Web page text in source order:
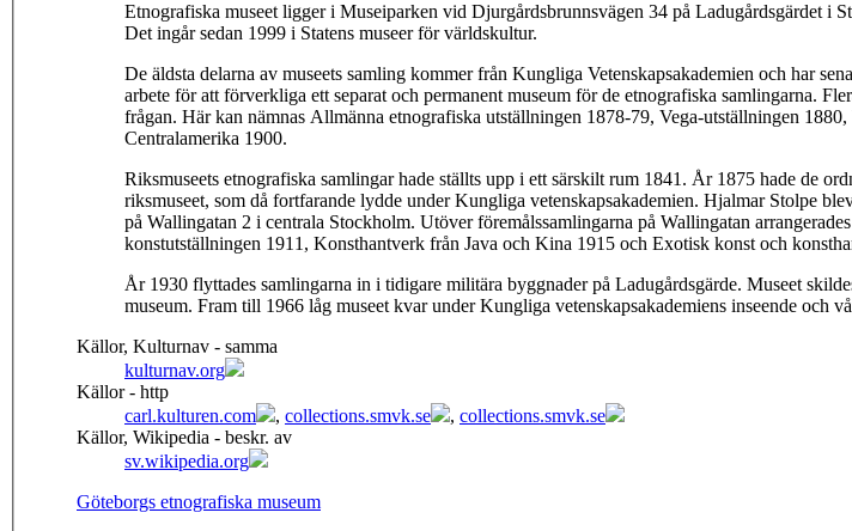
Etnografiska museet ligger i Museiparken vid Djurgårdsbrunnsvägen 34 på Ladugårdsgärdet i
Det ingår sedan 1999 i Statens museer för världskultur.
De äldsta delarna av museets samling kommer från Kungliga Vetenskapsakademien och har
arbete för att förverkliga ett separat och permanent museum för de etnografiska samlingarna.
frågan. Här kan nämnas Allmänna etnografiska utställningen 1878-79, Vega-utställningen
Centralamerika 1900.
Riksmuseets etnografiska samlingar hade ställts upp i ett särskilt rum 1841. År 1875 hade de
riksmuseet, som då fortfarande lydde under Kungliga vetenskapsakademien. Hjalmar Stolpe
på Wallingatan 2 i centrala Stockholm. Utöver föremålssamlingarna på Wallingatan
konstutställningen 1911, Konsthantverk från Java och Kina 1915 och Exotisk konst och
År 1930 flyttades samlingarna in i tidigare militära byggnader på Ladugårdsgärde. Museet
museum. Fram till 1966 låg museet kvar under Kungliga vetenskapsakademiens inseende och
Källor, Kulturnav - samma
kulturnav.org
Källor - http
carl.kulturen.com
, collections.smvk.se , collections.smvk.se
Källor, Wikipedia - beskr. av
sv.wikipedia.org
Göteborgs etnografiska museum